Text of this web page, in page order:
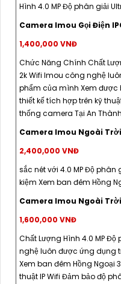
Hình 4.0 MP Độ phân giải
Camera Imou Gọi Điện
1,400,000 VNĐ
Chức Năng Chính Chất
2k Wifi Imou công nghệ
phẩm của mình Xem được
thiết kế tích hợp trên kỹ
thống camera Tại An
Camera Imou Ngoài Trời
2,400,000 VNĐ
sắc nét với 4.0 MP Độ
kiệm Xem ban đêm Hồng
Camera Imou Ngoài Trời
1,600,000 VNĐ
Chất Lượng Hình 4.0 MP
nghệ luôn được ứng dụng
Xem ban đêm Hồng Ngoại
thuật IP Wifi Đảm bảo độ